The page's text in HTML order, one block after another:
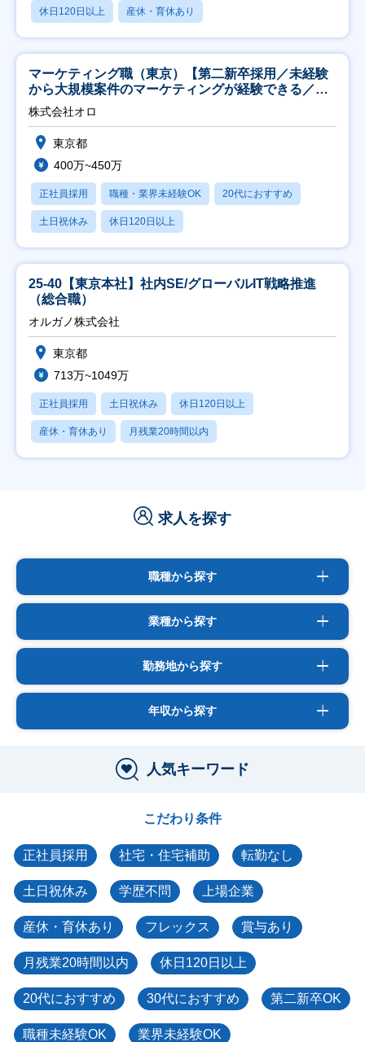
休日120日以上 産休・育休あり
マーケティング職（東京）【第二新卒採用／未経験
から大規模案件のマーケティングが経験できる／研
修充実】
株式会社オロ
東京都
400万~450万
正社員採用 職種・業界未経験OK 20代におすすめ
土日祝休み 休日120日以上
25-40【東京本社】社内SE/グローバルIT戦略推進
（総合職）
オルガノ株式会社
東京都
713万~1049万
正社員採用 土日祝休み 休日120日以上
産休・育休あり 月残業20時間以内
求人を探す
職種から探す
業種から探す
勤務地から探す
年収から探す
人気キーワード
こだわり条件
正社員採用 社宅・住宅補助 転勤なし
土日祝休み 学歴不問 上場企業
産休・育休あり フレックス 賞与あり
月残業20時間以内 休日120日以上
20代におすすめ 30代におすすめ 第二新卒OK
職種未経験OK 業界未経験OK